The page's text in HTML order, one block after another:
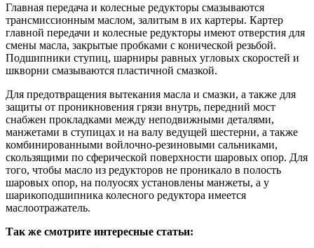
Главная передача и колесные редукторы смазываются
трансмиссионным маслом, залитым в их картеры. Картер
главной передачи и колесные редукторы имеют отверстия для
смены масла, закрытые пробками с конической резьбой.
Подшипники ступиц, шарниры равных угловых скоростей и
шкворни смазываются пластичной смазкой.
Для предотвращения вытекания масла и смазки, а также для
защиты от проникновения грязи внутрь, передний мост
снабжен прокладками между неподвижными деталями,
манжетами в ступицах и на валу ведущей шестерни, а также
комбинированными войлочно-резиновыми сальниками,
скользящими по сферической поверхности шаровых опор. Для
того, чтобы масло из редукторов не проникало в полость
шаровых опор, на полуосях установлены манжеты, а у
шарикоподшипника колесного редуктора имеется
маслоотражатель.
Так же смотрите интересные статьи: